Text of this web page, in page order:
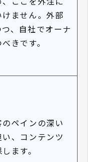
ません。外部
、自社でオーナ
きです。
ペインの深い
、コンテンツ
ます。